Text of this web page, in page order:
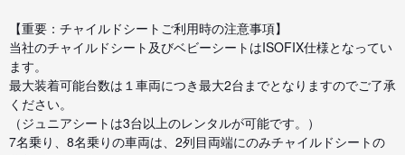
【重要：チャイルドシートご利用時の注意事項】
当社のチャイルドシート及びベビーシートはISOFIX仕様となってい
ます。
最大装着可能台数は１車両につき最大2台までとなりますのでご了承
ください。
（ジュニアシートは3台以上のレンタルが可能です。）
7名乗り、8名乗りの車両は、2列目両端にのみチャイルドシートの